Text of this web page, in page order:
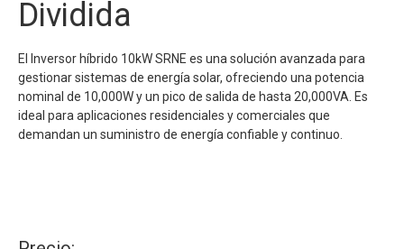
Dividida
El Inversor híbrido 10kW SRNE es una solución avanzada para
gestionar sistemas de energía solar, ofreciendo una potencia
nominal de 10,000W y un pico de salida de hasta 20,000VA. Es
ideal para aplicaciones residenciales y comerciales que
demandan un suministro de energía confiable y continuo.